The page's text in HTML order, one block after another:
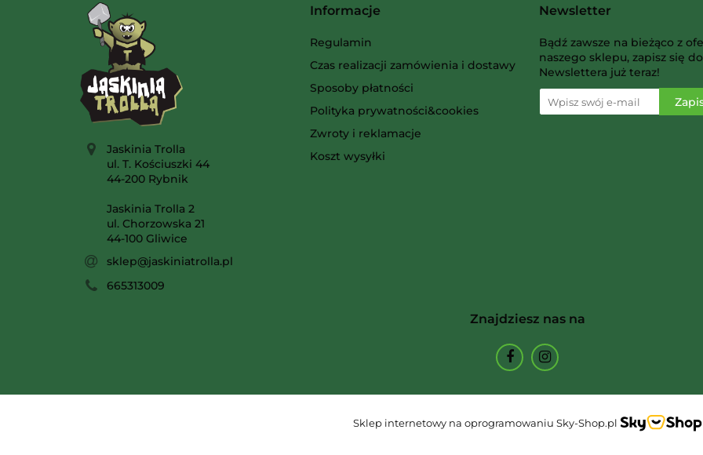
AMIGO Spiel
Jaskinia Trolla
ul. T. Kościuszki 44
44-200 Rybnik
Jaskinia Trolla 2
ul. Chorzowska 21
44-100 Gliwice
sklep@jaskiniatrolla.pl
665313009
Informacje
Regulamin
Czas realizacji zamówienia i dostawy
Sposoby płatności
Polityka prywatności&cookies
Zwroty i reklamacje
Koszt wysyłki
Newsletter
Bądź zawsze na bieżąco z
naszego sklepu, zapisz się do
Newslettera już teraz!
Znajdziesz nas na
Sklep internetowy na oprogramowaniu Sky-Shop.pl